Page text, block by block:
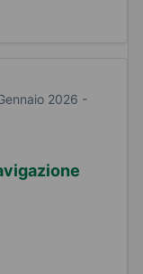
2026 -